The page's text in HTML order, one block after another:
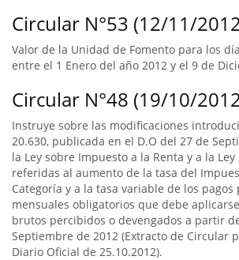
Circular N°53 (12/11/
Valor de la Unidad de Fomento para los
entre el 1 Enero del año 2012 y el 9 de
Circular N°48 (19/10/
Instruye sobre las modificaciones
20.630, publicada en el D.O del 27 de
la Ley sobre Impuesto a la Renta y a la Ley
referidas al aumento de la tasa del
Categoría y a la tasa variable de los pagos
mensuales obligatorios que debe
brutos percibidos o devengados a partir
Septiembre de 2012 (Extracto de Circular
Diario Oficial de 25.10.2012).